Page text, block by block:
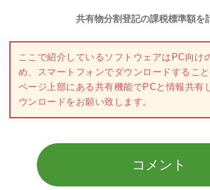
共有物分割登記の課税標準額を
ここで紹介しているソフトウェアはPC向け
め、スマートフォンでダウンロードすること
ページ上部にある共有機能でPCと情報共有
ウンロードをお願い致します。
コメント